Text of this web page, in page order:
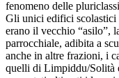
fenomeno delle
Gli unici edifici scolastici
erano il vecchio “asilo”,
parrocchiale, adibita a
anche in altre frazioni, i
quelli di Limpiddu/Solità